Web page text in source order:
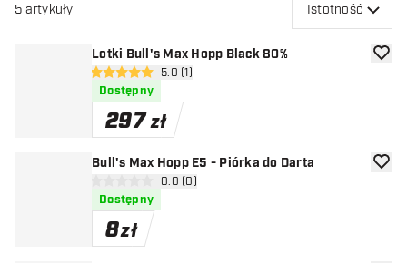
5 artykuły Istotność
Lotki Bull's Max Hopp Black 80%
otwórz panel recenzji
5 gwiazdki oceny
5.0 (1)
Dostępny
297 zł
Bull's Max Hopp E5 - Piórka do Darta
otwórz panel recenzji
0 gwiazdki oceny0.0 (0)
Dostępny
8zł